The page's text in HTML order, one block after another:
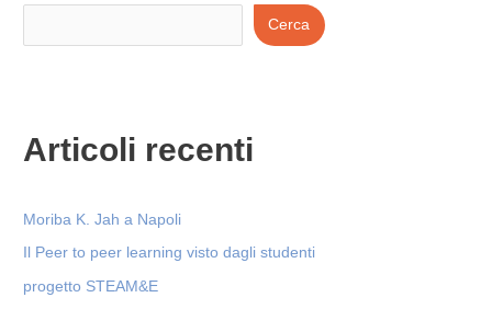
Cerca
Articoli recenti
Moriba K. Jah a Napoli
Il Peer to peer learning visto dagli studenti
progetto STEAM&E